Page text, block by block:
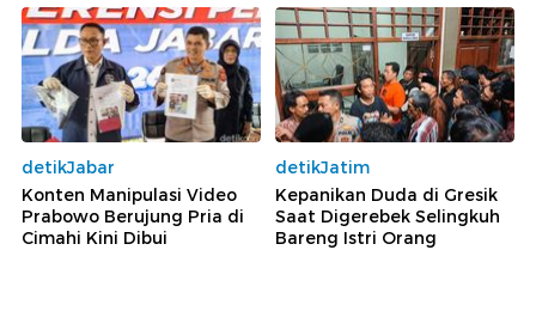
detikJabar
Konten Manipulasi Video
Prabowo Berujung Pria di
Cimahi Kini Dibui
detikJatim
Kepanikan Duda di Gresik
Saat Digerebek Selingkuh
Bareng Istri Orang